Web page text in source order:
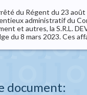
du Régent du 23
administratif du
et autres, la S.R.L.
du 8 mars 2023. Ces
document: